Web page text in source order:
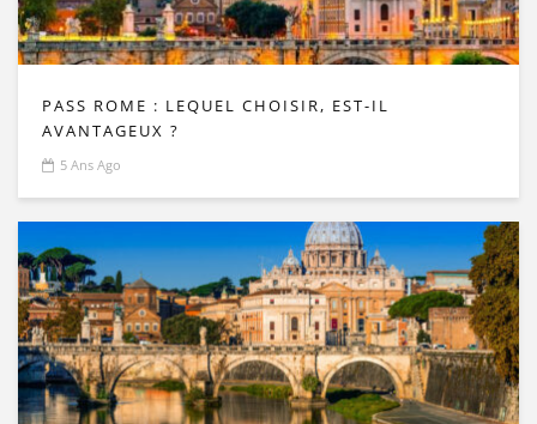
PASS ROME : LEQUEL CHOISIR, EST-IL
AVANTAGEUX ?
5 Ans Ago